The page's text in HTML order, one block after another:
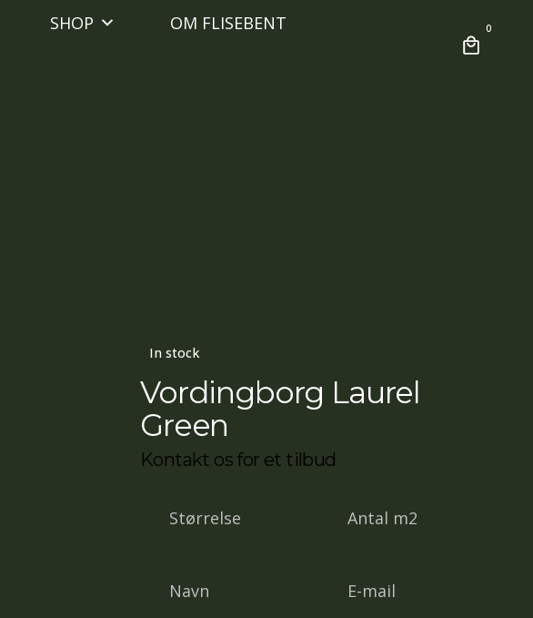
SHOP OM FLISEBENT 0
In stock
Vordingborg Laurel
Green
Kontakt os for et tilbud